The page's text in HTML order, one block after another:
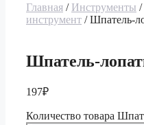
Главная / Инструменты /
инструмент / Шпатель-
Шпатель-
197₽
Количество товара